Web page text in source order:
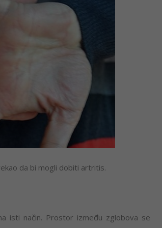
da bi mogli dobiti artritis.
isti način. Prostor između zglobova se